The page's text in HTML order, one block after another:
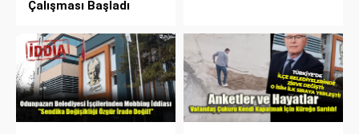
Çalışması Başladı